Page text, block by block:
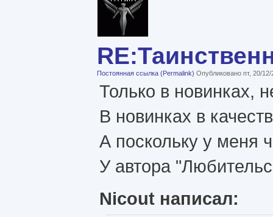
Постоянная ссылка (Permalink) Опубликовано пт, 20/
Только в новинках,
В новинках в
А поскольку у меня
У автора
Nicout написал: